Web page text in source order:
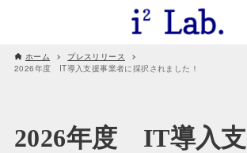
ホーム
プレスリリース
2026年度 IT導入支援事業者に採択されました！
2026年度 IT導入